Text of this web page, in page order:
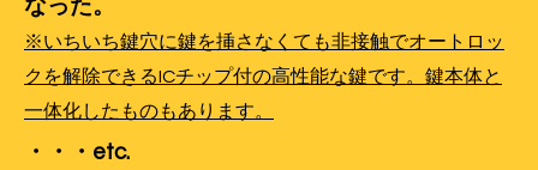
なった。
※いちいち鍵穴に鍵を挿さなくても非接触でオートロッ
クを解除できるICチップ付の高性能な鍵です。鍵本体と
一体化したものもあります。
・・・etc.